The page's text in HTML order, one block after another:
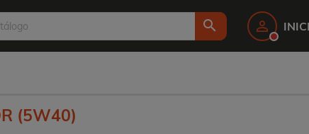
search 
(5W40)